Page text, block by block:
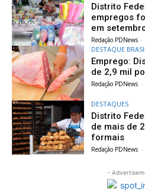
Distrito
empregos
em
Redação PDNews -
DESTAQUE BRASIL
Emprego:
de 2,9 mil
Redação PDNews -
DESTAQUES
Distrito
de mais de
formais
Redação PDNews -
-